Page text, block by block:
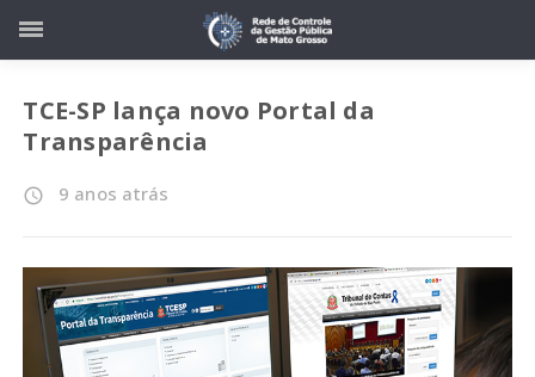
TCE-SP lança novo Portal da
Transparência
access_time 9 anos atrás